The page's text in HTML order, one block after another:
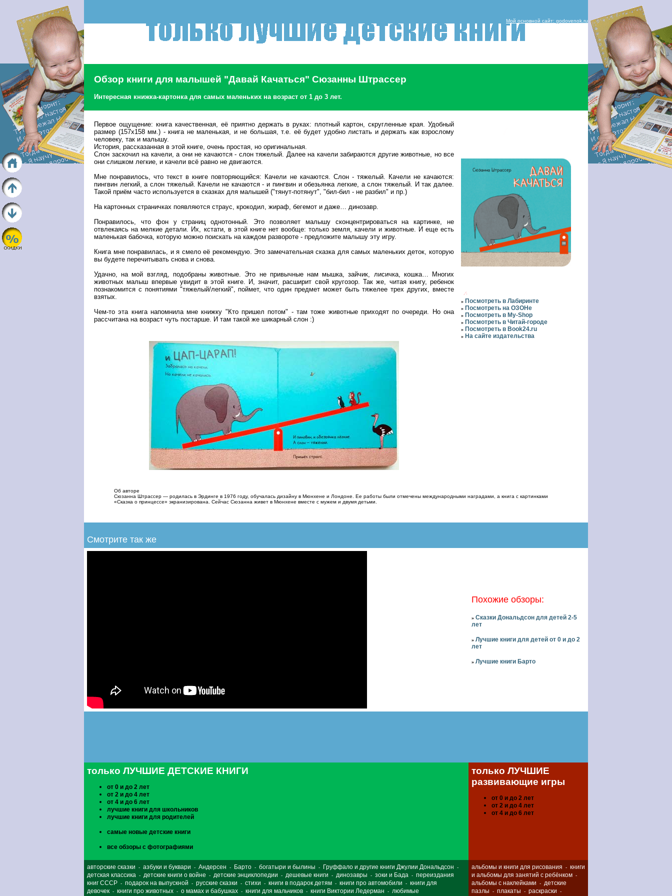
Мой основной сайт: godovenok.ru
Обзор книги для малышей "Давай Качаться" Сюзанны Штрассер
Интересная книжка-картонка для самых маленьких на возраст от 1 до 3 лет.
» Посмотреть в Лабиринте
» Посмотреть на ОЗОНе
» Посмотреть в My-Shop
» Посмотреть в Читай-городе
» Посмотреть в Book24.ru
» На сайте издательства
Первое ощущение: книга качественная, её приятно держать в руках: плотный картон, скругленные края. Удобный
размер (157x158 мм.) - книга не маленькая, и не большая, т.е. её будет удобно листать и держать как взрослому
человеку, так и малышу.
История, рассказанная в этой книге, очень простая, но оригинальная.
Слон заскочил на качели, а они не качаются - слон тяжелый. Далее на качели забираются другие животные, но все
они слишком легкие, и качели всё равно не двигаются.
Мне понравилось, что текст в книге повторяющийся: Качели не качаются. Слон - тяжелый. Качели не качаются:
пингвин легкий, а слон тяжелый. Качели не качаются - и пингвин и обезьянка легкие, а слон тяжелый. И так далее.
Такой приём часто используется в сказках для малышей ("тянут-потянут", "бил-бил - не разбил" и пр.)
На картонных страничках появляются страус, крокодил, жираф, бегемот и даже… динозавр.
Понравилось, что фон у страниц однотонный. Это позволяет малышу сконцентрироваться на картинке, не
отвлекаясь на мелкие детали. Их, кстати, в этой книге нет вообще: только земля, качели и животные. И еще есть
маленькая бабочка, которую можно поискать на каждом развороте - предложите малышу эту игру.
Книга мне понравилась, и я смело её рекомендую. Это замечательная сказка для самых маленьких деток, которую
вы будете перечитывать снова и снова.
Удачно, на мой взгляд, подобраны животные. Это не привычные нам мышка, зайчик, лисичка, кошка… Многих
животных малыш впервые увидит в этой книге. И, значит, расширит свой кругозор. Так же, читая книгу, ребенок
познакомится с понятиями "тяжелый/легкий", поймет, что один предмет может быть тяжелее трех других, вместе
взятых.
Чем-то эта книга напомнила мне книжку "Кто пришел потом" - там тоже животные приходят по очереди. Но она
рассчитана на возраст чуть постарше. И там такой же шикарный слон :)
Об авторе
Сюзанна Штрассер — родилась в Эрдинге в 1976 году, обучалась дизайну в Мюнхене и Лондоне. Ее работы были отмечены международными наградами, а книга с картинками
«Сказка о принцессе» экранизирована. Сейчас Сюзанна живет в Мюнхене вместе с мужем и двумя детьми.
Смотрите так же
Похожие обзоры:
» Сказки Дональдсон для детей 2-5
лет
» Лучшие книги для детей от 0 и до 2
лет
» Лучшие книги Барто
только ЛУЧШИЕ ДЕТСКИЕ КНИГИ
от 0 и до 2 лет
от 2 и до 4 лет
от 4 и до 6 лет
лучшие книги для школьников
лучшие книги для родителей
самые новые детские книги
все обзоры с фотографиями
только ЛУЧШИЕ
развивающие игры
от 0 и до 2 лет
от 2 и до 4 лет
от 4 и до 6 лет
авторские сказки - азбуки и буквари - Андерсен - Барто - богатыри и былины - Груффало и другие книги Джулии Дональдсон -
детская классика - детские книги о войне - детские энциклопедии - дешевые книги - динозавры - зоки и Бада - переиздания
книг СССР - подарок на выпускной - русские сказки - стихи - книги в подарок детям - книги про автомобили - книги для
девочек - книги про животных - о мамах и бабушках - книги для мальчиков - книги Виктории Ледерман - любимые
альбомы и книги для рисования - книги
и альбомы для занятий с ребёнком -
альбомы с наклейками - детские
пазлы - плакаты - раскраски -